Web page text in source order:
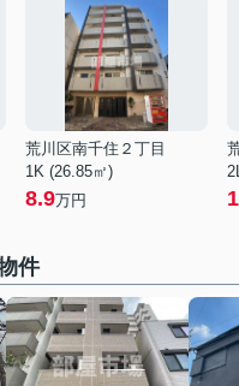
荒川区南千住２丁目
1K (26.85㎡)
8.9万円
件